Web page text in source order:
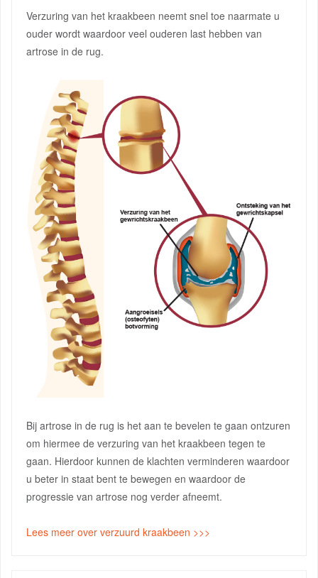
Verzuring van het kraakbeen neemt snel toe naarmate u
ouder wordt waardoor veel ouderen last hebben van
artrose in de rug.
Bij artrose in de rug is het aan te bevelen te gaan ontzuren
om hiermee de verzuring van het kraakbeen tegen te
gaan. Hierdoor kunnen de klachten verminderen waardoor
u beter in staat bent te bewegen en waardoor de
progressie van artrose nog verder afneemt.
Lees meer over verzuurd kraakbeen >>>